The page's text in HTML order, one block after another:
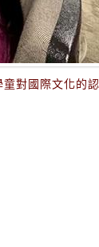
對國際文化的